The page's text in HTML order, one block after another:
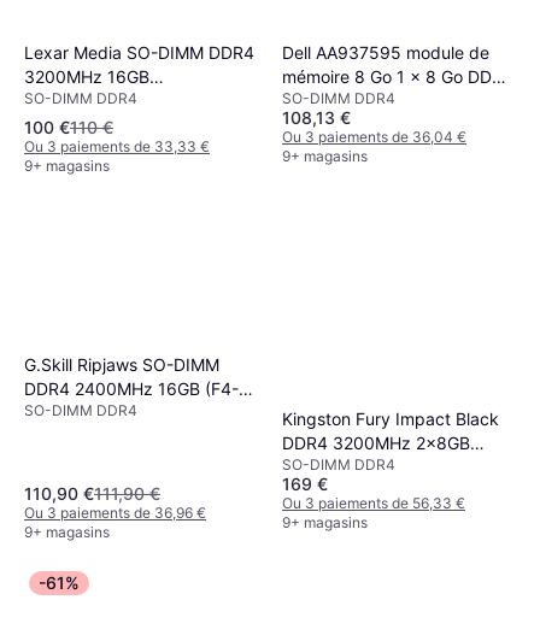
Lexar Media SO-DIMM DDR4
3200MHz 16GB
(LD4AS016G-B3200GSST)
SO-DIMM DDR4
100 €110 €
Ou 3 paiements de 33,33 €
9+ magasins
Dell AA937595 module de
mémoire 8 Go 1 x 8 Go DDR4
3200 MHz
SO-DIMM DDR4
108,13 €
Ou 3 paiements de 36,04 €
9+ magasins
G.Skill Ripjaws SO-DIMM
DDR4 2400MHz 16GB (F4-
2400C16S-16GRS)
SO-DIMM DDR4
110,90 €111,90 €
Ou 3 paiements de 36,96 €
9+ magasins
Kingston Fury Impact Black
DDR4 3200MHz 2x8GB
(KF432S20IBK2/16)
SO-DIMM DDR4
169 €
Ou 3 paiements de 56,33 €
9+ magasins
-61%